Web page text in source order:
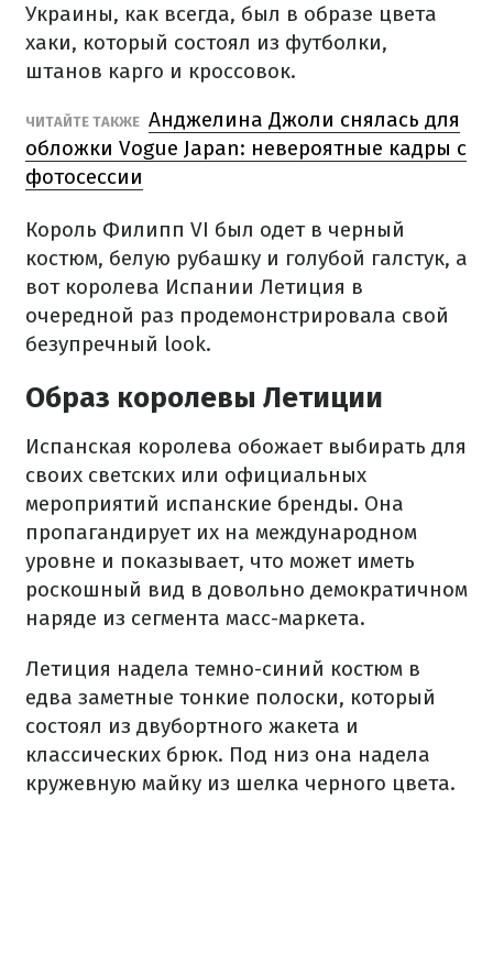
Украины, как всегда, был в образе цвета
хаки, который состоял из футболки,
штанов карго и кроссовок.
ЧИТАЙТЕ ТАКЖЕ Анджелина Джоли снялась для
обложки Vogue Japan: невероятные кадры с
фотосессии
Король Филипп VI был одет в черный
костюм, белую рубашку и голубой галстук, а
вот королева Испании Летиция в
очередной раз продемонстрировала свой
безупречный look.
Образ королевы Летиции
Испанская королева обожает выбирать для
своих светских или официальных
мероприятий испанские бренды. Она
пропагандирует их на международном
уровне и показывает, что может иметь
роскошный вид в довольно демократичном
наряде из сегмента масс-маркета.
Летиция надела темно-синий костюм в
едва заметные тонкие полоски, который
состоял из двубортного жакета и
классических брюк. Под низ она надела
кружевную майку из шелка черного цвета.